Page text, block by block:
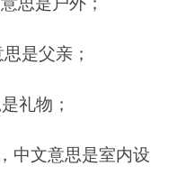
是父亲；
礼物；
中文意思是室内设